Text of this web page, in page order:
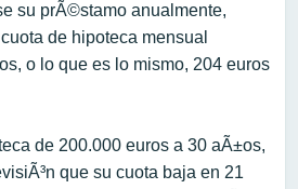
su prÃ©stamo anualmente,
de hipoteca mensual
o lo que es lo mismo, 204 euros
de 200.000 euros a 30 aÃ±os,
que su cuota baja en 21